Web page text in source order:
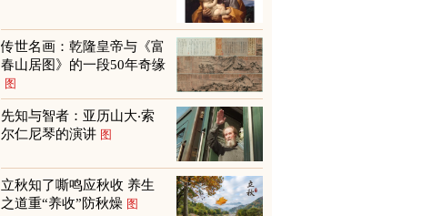
传世名画：乾隆皇帝与《富
春山居图》的一段50年奇缘
图
先知与智者：亚历山大‧索
尔仁尼琴的演讲 图
立秋知了嘶鸣应秋收 养生
之道重“养收”防秋燥 图